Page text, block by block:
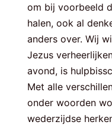
om bij voorbeeld
halen, ook al
anders over. Wij
Jezus
avond, is
Met alle
onder woorden
wederzijdse